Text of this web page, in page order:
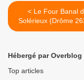
< Le Four Banal de
Solérieux (Drôme
Hébergé par Overblog
Top articles